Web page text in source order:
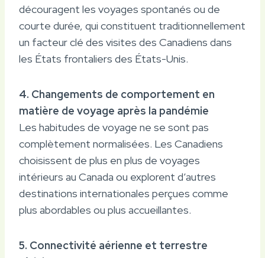
découragent les voyages spontanés ou de
courte durée, qui constituent traditionnellement
un facteur clé des visites des Canadiens dans
les États frontaliers des États-Unis.
4. Changements de comportement en
matière de voyage après la pandémie
Les habitudes de voyage ne se sont pas
complètement normalisées. Les Canadiens
choisissent de plus en plus de voyages
intérieurs au Canada ou explorent d’autres
destinations internationales perçues comme
plus abordables ou plus accueillantes.
5. Connectivité aérienne et terrestre